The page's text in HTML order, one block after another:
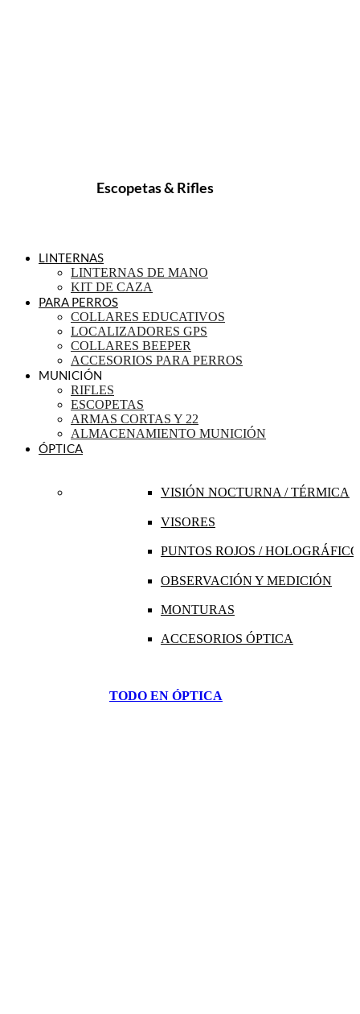
Escopetas & Rifles
LINTERNAS
LINTERNAS DE MANO
KIT DE CAZA
PARA PERROS
COLLARES EDUCATIVOS
LOCALIZADORES GPS
COLLARES BEEPER
ACCESORIOS PARA PERROS
MUNICIÓN
RIFLES
ESCOPETAS
ARMAS CORTAS Y 22
ALMACENAMIENTO MUNICIÓN
ÓPTICA
VISIÓN NOCTURNA / TÉRMICA
VISORES
PUNTOS ROJOS /
OBSERVACIÓN Y MEDICIÓN
MONTURAS
ACCESORIOS ÓPTICA
TODO EN ÓPTICA